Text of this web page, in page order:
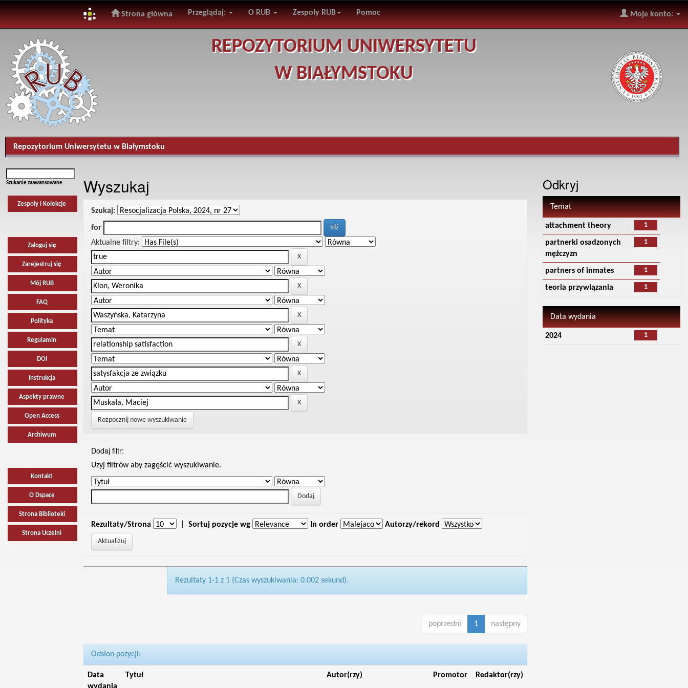
navigation
Strona główna Przeglądaj: O RUB Zespoły RUB Pomoc Moje konto:
REPOZYTORIUM UNIWERSYTETU
W BIAŁYMSTOKU
Repozytorium Uniwersytetu w Białymstoku
Szukanie zaawansowane
Zespoły i Kolekcje
Zaloguj się
Zarejestruj się
Mój RUB
FAQ
Polityka
Regulamin
DOI
Instrukcja
Aspekty prawne
Open Access
Archiwum
Kontakt
O Dspace
Strona Biblioteki
Strona Uczelni
Wyszukaj
Szukaj:
for
Aktualne filtry:
Rozpocznij nowe wyszukiwanie
Dodaj filtr:
Uzyj filtrów aby zagęścić wyszukiwanie.
Rezultaty/Strona Sortuj pozycje wg In order Autorzy/rekord
Rezultaty 1-1 z 1 (Czas wyszukiwania: 0.002 sekund).
poprzedni 1 następny
Odsłon pozycji:
Data
Tytuł Autor(rzy) Promotor Redaktor(rzy)
Odkryj
Temat
1
attachment theory
1
partnerki osadzonych
mężczyzn
1
partners of inmates
1
teoria przywiązania
Data wydania
1
2024